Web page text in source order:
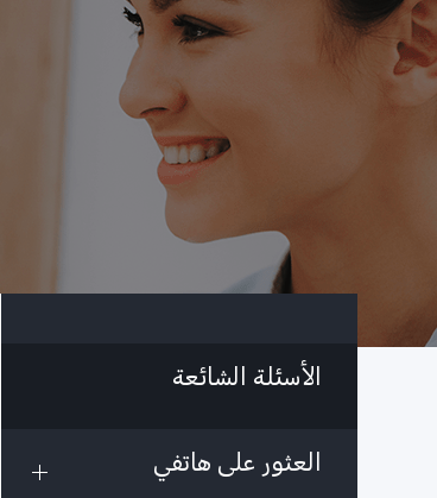
V50 5G جديد
الأسئلة الشائعة
العثور على هاتفي